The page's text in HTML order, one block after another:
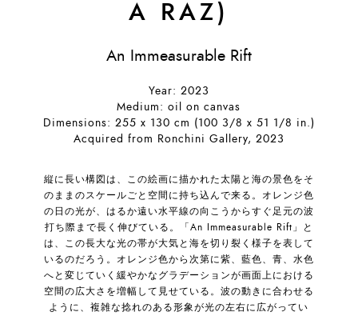
A RAZ)
An Immeasurable Rift
Year: 2023
Medium: oil on canvas
Dimensions: 255 x 130 cm (100 3/8 x 51 1/8 in.)
Acquired from Ronchini Gallery, 2023
縦に長い構図は、この絵画に描かれた太陽と海の景色をそ
のままのスケールごと空間に持ち込んで来る。オレンジ色
の日の光が、はるか遠い水平線の向こうからすぐ足元の波
打ち際まで長く伸びている。「An Immeasurable Rift」と
は、この長大な光の帯が大気と海を切り裂く様子を表して
いるのだろう。オレンジ色から次第に紫、藍色、青、水色
へと変じていく緩やかなグラデーションが画面上における
空間の広大さを増幅して見せている。波の動きに合わせる
ように、複雑な捻れのある形象が光の左右に広がってい